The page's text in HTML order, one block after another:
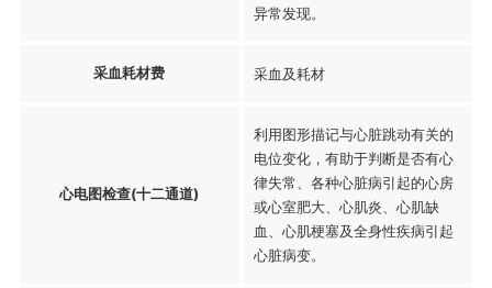
异常发现。
采血耗材费 采血及耗材
心电图检查(十二通道)
利用图形描记与心脏跳动有关的
电位变化，有助于判断是否有心
律失常、各种心脏病引起的心房
或心室肥大、心肌炎、心肌缺
血、心肌梗塞及全身性疾病引起
心脏病变。